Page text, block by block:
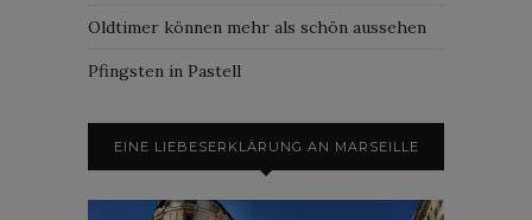
Oldtimer können mehr als schön aussehen
Pfingsten in Pastell
EINE LIEBESERKLÄRUNG AN MARSEILLE